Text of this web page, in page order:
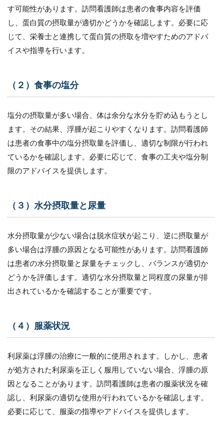
す可能性があります。訪問看護師は患者の食事内容を評価
し、蛋白質の摂取量が適切かどうかを確認します。必要に応
じて、栄養士と連携して蛋白質の摂取を増やすためのアドバ
イスや指導を行います。
（２）食事の塩分
塩分の摂取量が多い場合、体は余分な水分を貯め込もうとし
ます。その結果、浮腫が起こりやすくなります。訪問看護師
は患者の食事中の塩分摂取量を評価し、適切な制限が行われ
ているかを確認します。必要に応じて、食事の工夫や塩分制
限のアドバイスを提供します。
（３）水分摂取量と尿量
水分摂取量が少ない場合は脱水症状が起こり、逆に摂取量が
多い場合は浮腫の原因となる可能性があります。訪問看護師
は患者の水分摂取量と尿量をチェックし、バランスが適切か
どうかを評価します。適切な水分摂取量と同程度の尿量が排
出されているかを確認することが重要です。
（４）服薬状況
利尿薬は浮腫の治療に一般的に使用されます。しかし、患者
が処方された利尿薬を正しく服用していない場合、浮腫の原
因となることがあります。訪問看護師は患者の服薬状況を確
認し、利尿薬の適切な使用が行われているかを確認します。
必要に応じて、服薬の指導やアドバイスを提供します。